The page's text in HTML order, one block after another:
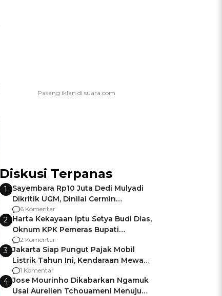
Diskusi Terpanas
1
Sayembara Rp10 Juta Dedi Mulyadi
Dikritik UGM, Dinilai Cermin
Gagalnya Negara Jamin Keamanan
6 Komentar
2 Harta Kekayaan Iptu Setya Budi Dias,
Oknum KPK Pemeras Bupati
Pemalang
2 Komentar
3 Jakarta Siap Pungut Pajak Mobil
Listrik Tahun Ini, Kendaraan Mewah
Kena hingga 75% PKB
1 Komentar
4 Jose Mourinho Dikabarkan Ngamuk
Usai Aurelien Tchouameni Menuju